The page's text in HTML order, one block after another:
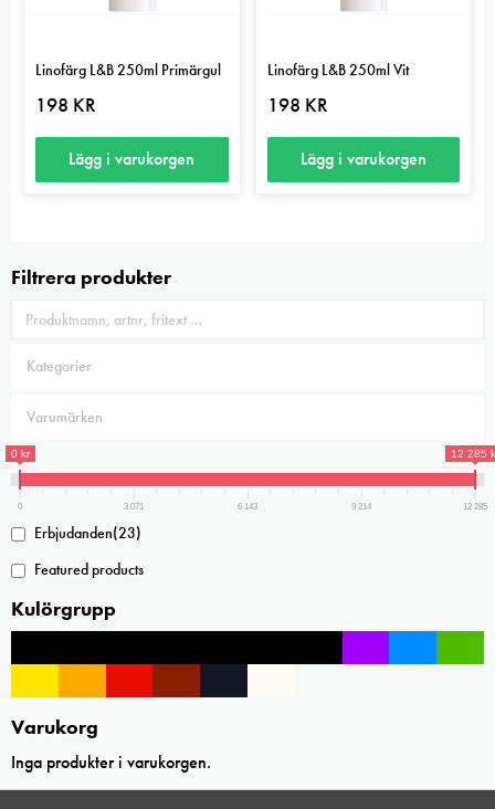
på
produktsidan
Linofärg L&B 250ml Primärgul
198 KR
Lägg i varukorgen
Linofärg L&B 250ml Vit
198 KR
Lägg i varukorgen
Filtrera produkter
0 kr 12 285
0 3 071 6 143 9 214 12 285
Erbjudanden(23)
Featured products
Kulörgrupp
Varukorg
Inga produkter i varukorgen.